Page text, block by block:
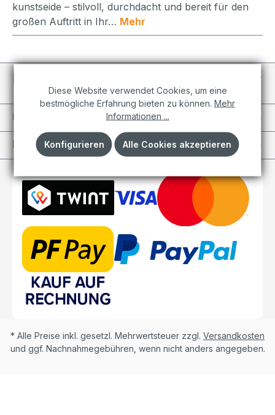
kunstseide – stilvoll, durchdacht und bereit für den
großen Auftritt in Ihr… Mehr
Individuelle Projekte
Informationen
Kundenkonto
* Alle Preise inkl. gesetzl. Mehrwertsteuer zzgl. Versandkosten
und ggf. Nachnahmegebühren, wenn nicht anders angegeben.
Diese Website verwendet Cookies, um eine
bestmögliche Erfahrung bieten zu können. Mehr
Informationen ...
Konfigurieren Alle Cookies akzeptieren